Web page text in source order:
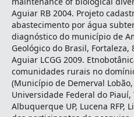
Aguiar RB 2004. Projeto
abastecimento por água
diagnóstico do município de
Geológico do Brasil, Fortaleza,
Aguiar LCGG 2009.
comunidades rurais no
(Município de Demerval
Universidade Federal do Piauí,
Albuquerque UP, Lucena RFP,